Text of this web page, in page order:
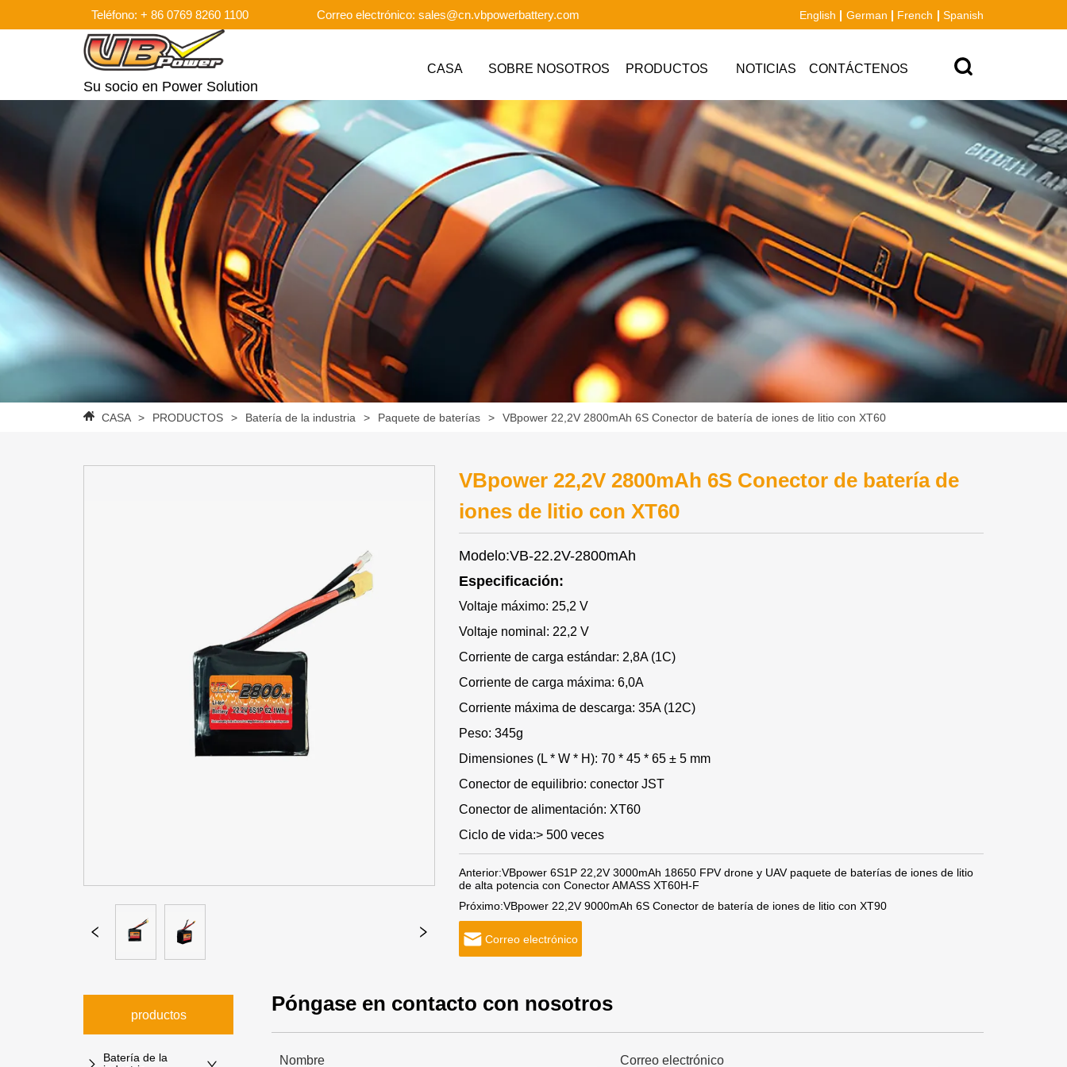
Teléfono: + 86 0769 8260 1100 Correo electrónico: sales@cn.vbpowerbattery.com English German French Spanish
Su socio en Power Solution
CASA SOBRE NOSOTROS PRODUCTOS NOTICIAS CONTÁCTENOS
CASA > PRODUCTOS > Batería de la industria > Paquete de baterías > VBpower 22,2V 2800mAh 6S Conector de batería de iones de litio con XT60
VBpower 22,2V 2800mAh 6S Conector de batería de
iones de litio con XT60
Modelo:VB-22.2V-2800mAh
Especificación:
Voltaje máximo: 25,2 V
Voltaje nominal: 22,2 V
Corriente de carga estándar: 2,8A (1C)
Corriente de carga máxima: 6,0A
Corriente máxima de descarga: 35A (12C)
Peso: 345g
Dimensiones (L * W * H): 70 * 45 * 65 ± 5 mm
Conector de equilibrio: conector JST
Conector de alimentación: XT60
Ciclo de vida:> 500 veces
Anterior:VBpower 6S1P 22,2V 3000mAh 18650 FPV drone y UAV paquete de baterías de iones de litio
de alta potencia con Conector AMASS XT60H-F
Próximo:VBpower 22,2V 9000mAh 6S Conector de batería de iones de litio con XT90
Correo electrónico
productos
Batería de la
Póngase en contacto con nosotros
Nombre
Correo electrónico